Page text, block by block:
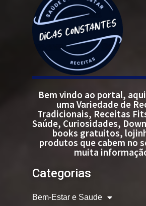
Bem vindo ao portal,
uma Variedade de
Tradicionais, Receitas
Saúde, Curiosidades,
books gratuitos,
produtos que cabem no
muita
Categorias
Bem-Estar e Saude